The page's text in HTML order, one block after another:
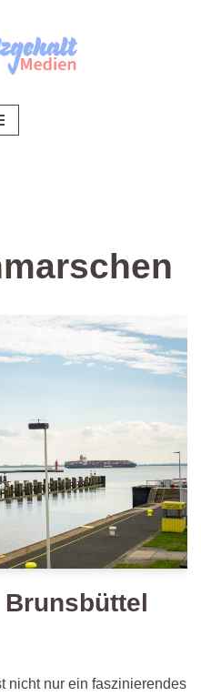
nicht nur ein faszinierendes